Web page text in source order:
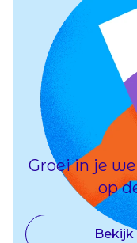
Groei in je
op